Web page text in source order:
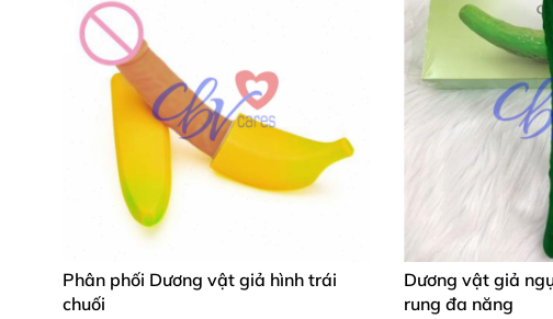
Phân phối Dương vật giả hình trái
chuối
Dương vật giả
rung đa năng